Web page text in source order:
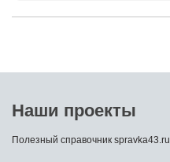
Наши проекты
Полезный справочник spravka43.ru